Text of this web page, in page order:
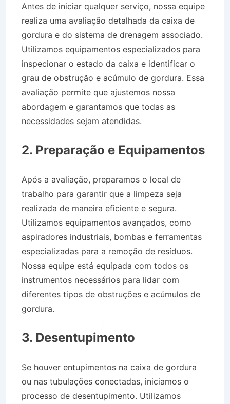
Antes de iniciar qualquer serviço, nossa equipe
realiza uma avaliação detalhada da caixa de
gordura e do sistema de drenagem associado.
Utilizamos equipamentos especializados para
inspecionar o estado da caixa e identificar o
grau de obstrução e acúmulo de gordura. Essa
avaliação permite que ajustemos nossa
abordagem e garantamos que todas as
necessidades sejam atendidas.
2. Preparação e Equipamentos
Após a avaliação, preparamos o local de
trabalho para garantir que a limpeza seja
realizada de maneira eficiente e segura.
Utilizamos equipamentos avançados, como
aspiradores industriais, bombas e ferramentas
especializadas para a remoção de resíduos.
Nossa equipe está equipada com todos os
instrumentos necessários para lidar com
diferentes tipos de obstruções e acúmulos de
gordura.
3. Desentupimento
Se houver entupimentos na caixa de gordura
ou nas tubulações conectadas, iniciamos o
processo de desentupimento. Utilizamos